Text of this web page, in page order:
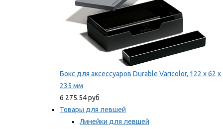
Бокс для аксессуаров Durable Varicolor, 122 x 62 x
235 мм
6 275.54 руб
Товары для левшей
Линейки для левшей